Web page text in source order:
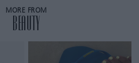
MORE FROM
BEAUTY